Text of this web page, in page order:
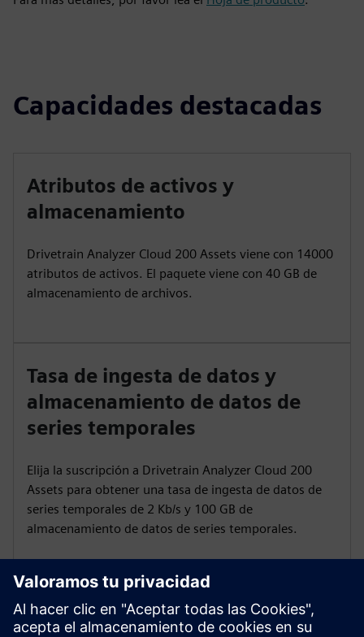
Capacidades destacadas
Atributos de activos y
almacenamiento
Drivetrain Analyzer Cloud 200 Assets viene con 14000
atributos de activos. El paquete viene con 40 GB de
almacenamiento de archivos.
Tasa de ingesta de datos y
almacenamiento de datos de
series temporales
Elija la suscripción a Drivetrain Analyzer Cloud 200
Assets para obtener una tasa de ingesta de datos de
series temporales de 2 Kb/s y 100 GB de
almacenamiento de datos de series temporales.
Módulos de eventos